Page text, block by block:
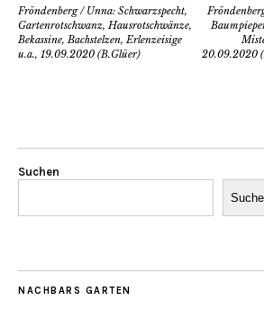
Fröndenberg / Unna: Schwarzspecht,
Gartenrotschwanz, Hausrotschwänze,
Bekassine, Bachstelzen, Erlenzeisige
u.a., 19.09.2020 (B.Glüer)
20.09.2020
Suchen
NACHBARS GARTEN